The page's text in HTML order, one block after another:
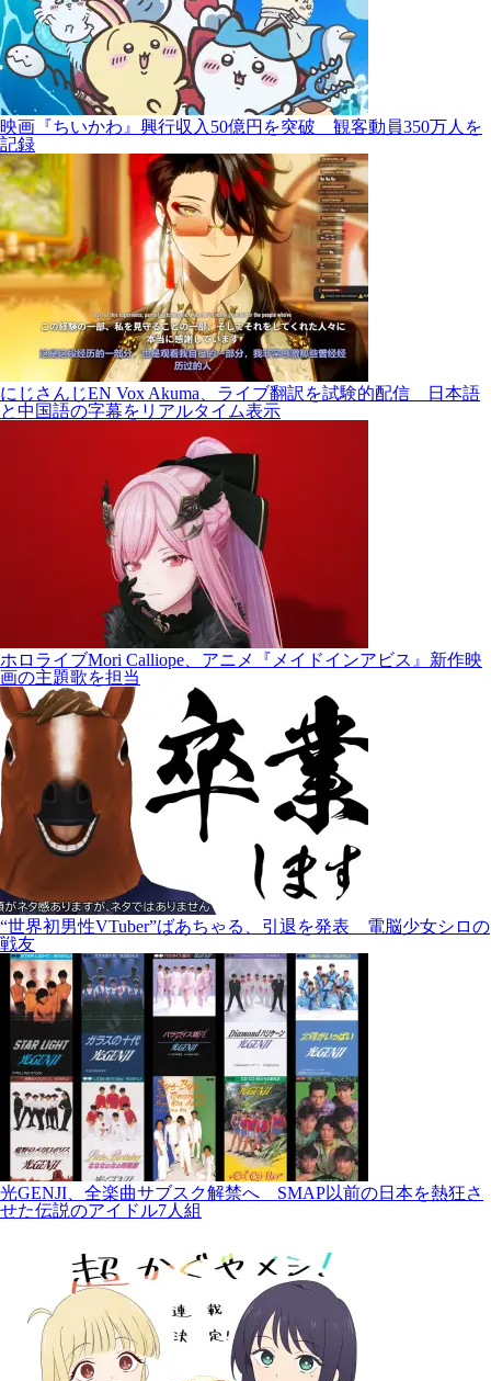
映画『ちいかわ』興行収入50億円を突破 観客動員350万人を
記録
にじさんじEN Vox Akuma、ライブ翻訳を試験的配信 日本語
と中国語の字幕をリアルタイム表示
ホロライブMori Calliope、アニメ『メイドインアビス』新作映
画の主題歌を担当
“世界初男性VTuber”ばあちゃる、引退を発表 電脳少女シロの
戦友
光GENJI、全楽曲サブスク解禁へ SMAP以前の日本を熱狂さ
せた伝説のアイドル7人組